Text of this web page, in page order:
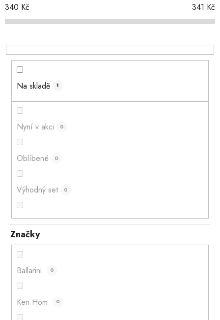
o
d
k
t
340 Kč 341 Kč
Na skladě 1
Nyní v akci 0
Oblíbené 0
Výhodný set 0
Značky
Ballarini 0
Ken Hom 0